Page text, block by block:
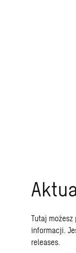
Tutaj
informacji.
releases.